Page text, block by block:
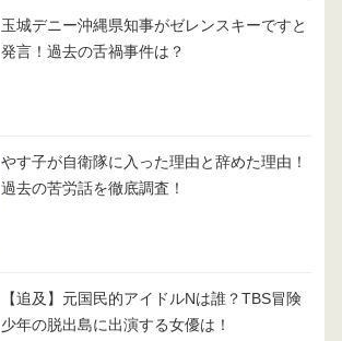
玉城デニー沖縄県知事がゼレンスキーですと
発言！過去の舌禍事件は？
やす子が自衛隊に入った理由と辞めた理由！
過去の苦労話を徹底調査！
【追及】元国民的アイドルNは誰？TBS冒険
少年の脱出島に出演する女優は！